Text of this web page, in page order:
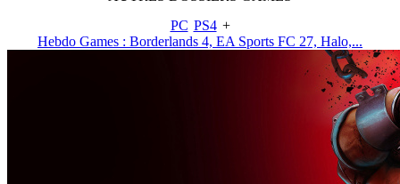
PC PS4 +
Hebdo Games : Borderlands 4, EA Sports FC 27, Halo,...